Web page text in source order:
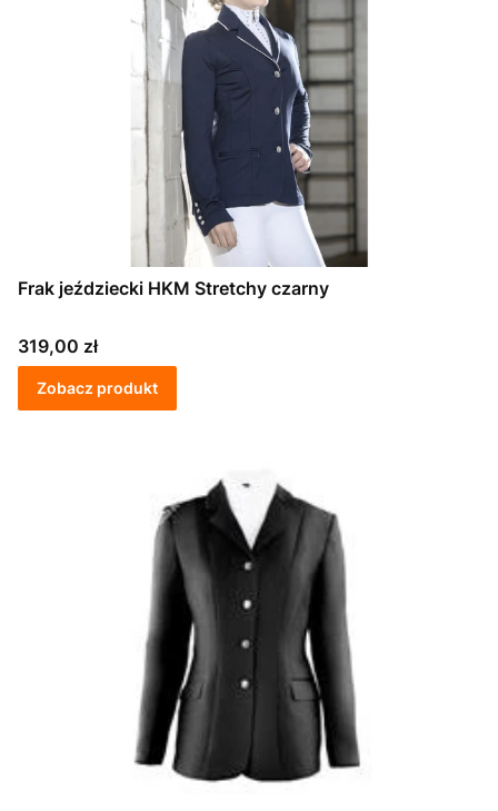
Frak jeździecki HKM Stretchy czarny
Cena
319,00 zł
Zobacz produkt